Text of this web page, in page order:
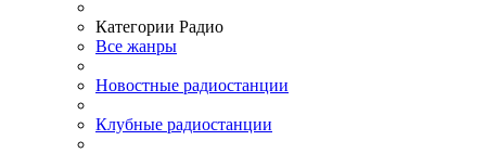
Категории Радио
Все жанры
Новостные радиостанции
Клубные радиостанции